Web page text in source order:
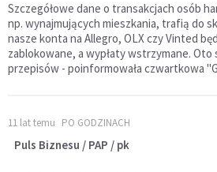
Szczegółowe dane o transakcjach osób
np. wynajmujących mieszkania, trafią do
nasze konta na Allegro, OLX czy Vinted
zablokowane, a wypłaty wstrzymane. Oto
przepisów - poinformowała czwartkowa
11 lat temu PO GODZINACH
Puls Biznesu / PAP / pk